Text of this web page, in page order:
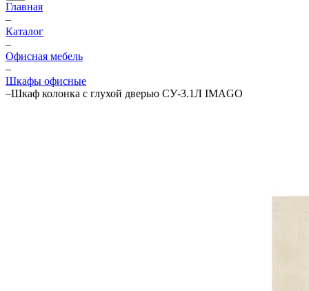
Главная
–
Каталог
–
Офисная мебель
–
Шкафы офисные
–Шкаф колонка с глухой дверью СУ-3.1Л IMAGO